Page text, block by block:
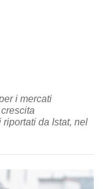
i mercati
da Istat, nel